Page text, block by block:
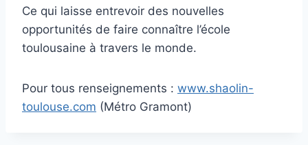
Ce qui laisse entrevoir des nouvelles
opportunités de faire connaître l’école
toulousaine à travers le monde.
Pour tous renseignements : www.shaolin-
toulouse.com (Métro Gramont)